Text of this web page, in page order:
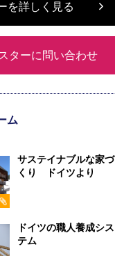
を詳しく見る
ターに問い合わせ
ム
サステイナブルな家づ
くり ドイツより
ドイツの職人養成シス
テム